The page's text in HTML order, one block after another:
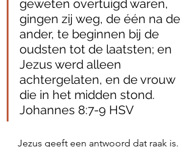
geweten overtuigd waren,
gingen zij weg, de één na de
ander, te beginnen bij de
oudsten tot de laatsten; en
Jezus werd alleen
achtergelaten, en de vrouw
die in het midden stond.
Johannes 8:7‭-‬9 HSV
Jezus geeft een antwoord dat raak is.